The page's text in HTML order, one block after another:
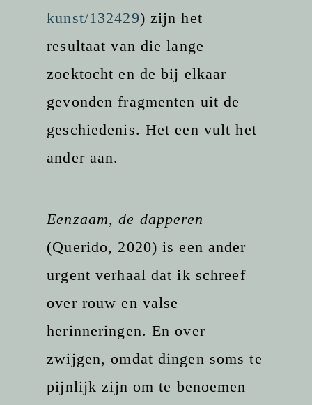
kunst/132429) zijn het
resultaat van die lange
zoektocht en de bij elkaar
gevonden fragmenten uit de
geschiedenis. Het een vult het
ander aan.
Eenzaam, de dapperen
(Querido, 2020) is een ander
urgent verhaal dat ik schreef
over rouw en valse
herinneringen. En over
zwijgen, omdat dingen soms te
pijnlijk zijn om te benoemen